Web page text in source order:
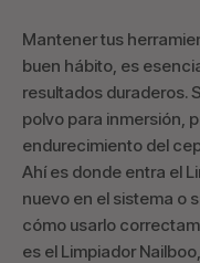
Mantener tus
buen hábito, es
resultados duraderos.
polvo para inmersión,
endurecimiento del
Ahí es donde entra el
nuevo en el sistema o
cómo usarlo
es el Limpiador